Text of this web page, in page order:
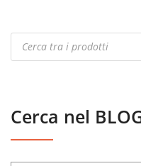
Products
search
Cerca nel